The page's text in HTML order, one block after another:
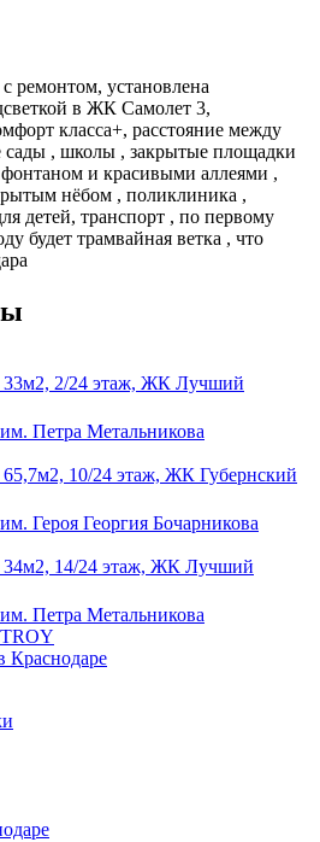
ремонтом, установлена
в ЖК Самолет 3,
класса+, расстояние между
сады , школы , закрытые площадки
и красивыми аллеями ,
нёбом , поликлиника ,
детей, транспорт , по первому
будет трамвайная ветка , что
33м2, 2/24 этаж, ЖК Лучший
Петра Метальникова
65,7м2, 10/24 этаж, ЖК Губернский
Героя Георгия Бочарникова
34м2, 14/24 этаж, ЖК Лучший
Петра Метальникова
Краснодаре